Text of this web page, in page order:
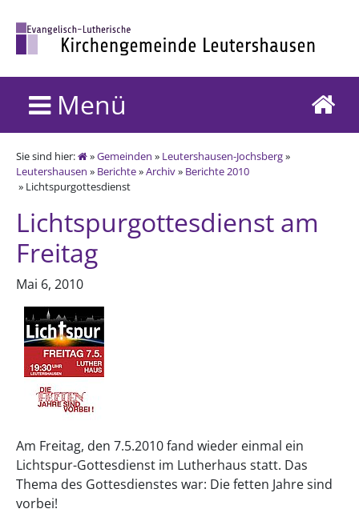
Menü
Sie sind hier: »Gemeinden » Leutershausen-Jochsberg»
Leutershausen » Berichte»Archiv» Berichte 2010
» Lichtspurgottesdienst
Lichtspurgottesdienst am
Freitag
Mai 6, 2010
Am Freitag, den 7.5.2010 fand wieder einmal ein
Lichtspur-Gottesdienst im Lutherhaus statt. Das
Thema des Gottesdienstes war: Die fetten Jahre sind
vorbei!